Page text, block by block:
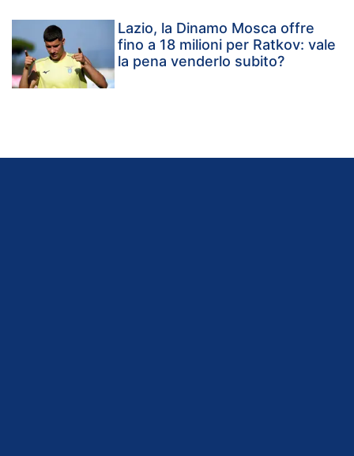
Lazio, la Dinamo Mosca offre
fino a 18 milioni per Ratkov: vale
la pena venderlo subito?